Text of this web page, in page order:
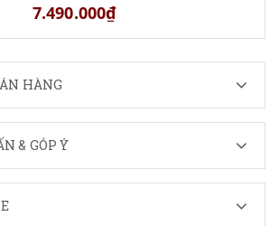
7.490.000₫
HÀNG
& GÓP Ý